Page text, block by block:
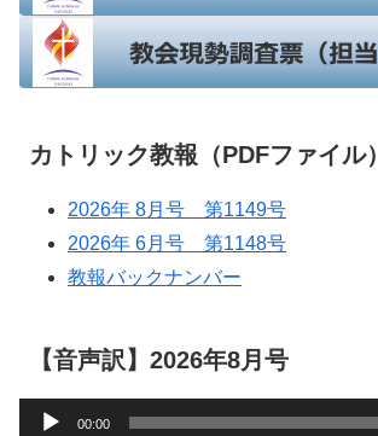
カトリック教報（PDFファイル）
2026年 8月号 第1149号
2026年 6月号 第1148号
教報バックナンバー
【音声訳】2026年8月号
00:00